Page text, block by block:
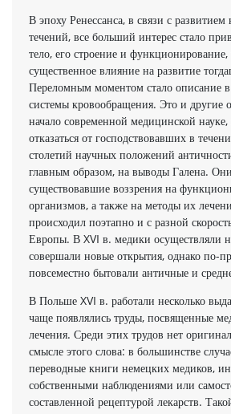
В эпоху Ренессанса, в связи с
течений, все больший интерес стало
тело, его строение и функционирование,
существенное влияние на развитие
Переломным моментом стало описание в
системы кровообращения. Это и другие
начало современной медицинской
отказаться от господствовавших в
столетий научных положений
главным образом, на выводы Галена.
существовавшие воззрения на
организмов, а также на методы их
происходил поэтапно и с разной
Европы. В XVI в. медики осуществляли
совершали новые открытия, однако по-
повсеместно бытовали античные и
В Польше XVI в. работали несколько
чаще появлялись труды, посвященные
лечения. Среди этих трудов нет
смысле этого слова: в большинстве
переводные книги немецких медиков,
собственными наблюдениями или
составленной рецептурой лекарств.